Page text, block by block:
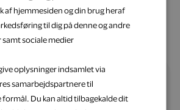
ét sted
af hjemmesiden og din brug heraf
til dig på denne og andre
samt sociale medier
oplysninger indsamlet via
samarbejdspartnere til
formål. Du kan altid tilbagekalde dit